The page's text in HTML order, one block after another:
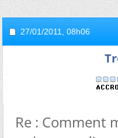
27/01/2011, 08h06
Re : Comment